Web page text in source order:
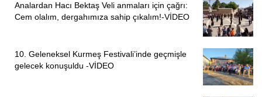
Analardan Hacı Bektaş Veli anmaları için çağrı:
Cem olalım, dergahımıza sahip çıkalım!-VİDEO
10. Geleneksel Kurmeş Festivali’inde geçmişle
gelecek konuşuldu -VİDEO